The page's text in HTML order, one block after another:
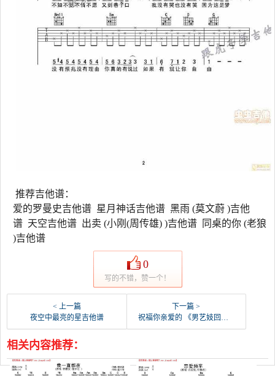
推荐吉他谱：
爱的罗曼史吉他谱 星月神话吉他谱 黑雨 (莫文蔚 )吉他
谱 天空吉他谱 出卖 (小刚(周传雄) )吉他谱 同桌的你 (老狼
)吉他谱
0
写的不错，赞一个！
< 上一篇
夜空中最亮的星吉他谱
下一篇 >
祝福你亲爱的 《男艺妓回忆录“主题曲吉他谱
相关内容推荐：